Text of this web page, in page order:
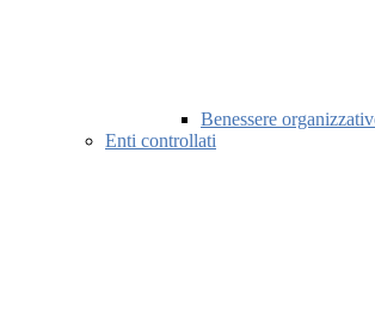
Benessere
Enti controllati